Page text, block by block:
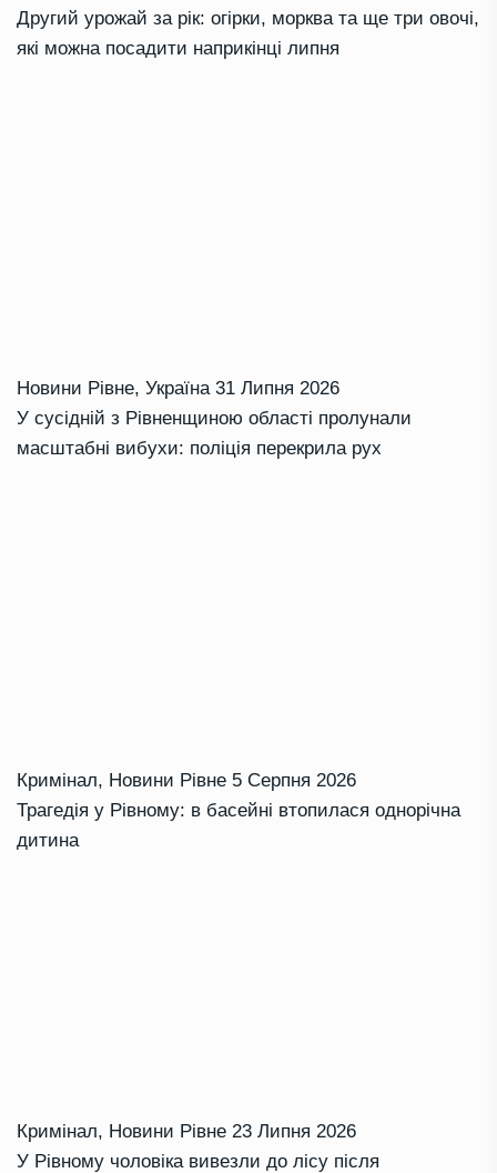
Другий урожай за рік: огірки, морква та ще три овочі,
які можна посадити наприкінці липня
Новини Рівне, Україна 31 Липня 2026
У сусідній з Рівненщиною області пролунали
масштабні вибухи: поліція перекрила рух
Кримінал, Новини Рівне 5 Серпня 2026
Трагедія у Рівному: в басейні втопилася однорічна
дитина
Кримінал, Новини Рівне 23 Липня 2026
У Рівному чоловіка вивезли до лісу після